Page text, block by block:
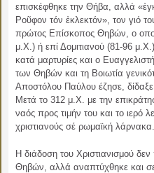
επισκέφθηκε την Θήβα, αλλά
Ροῦφον τόν ἐκλεκτόν», τον γιό
πρώτος Επίσκοπος Θηβών, ο
μ.Χ.) ή επί Δομιτιανού (81-96
κατά μαρτυρίες και ο
των Θηβών και τη Βοιωτία
Αποστόλου Παύλου έζησε,
Μετά το 312 μ.Χ. με την
ναός προς τιμήν του και το ιερό
χριστιανούς σέ ρωμαϊκή λάρνακα.
Η διάδοση του Χριστιανισμού
Θηβών, αλλά αναπτύχθηκε και σε